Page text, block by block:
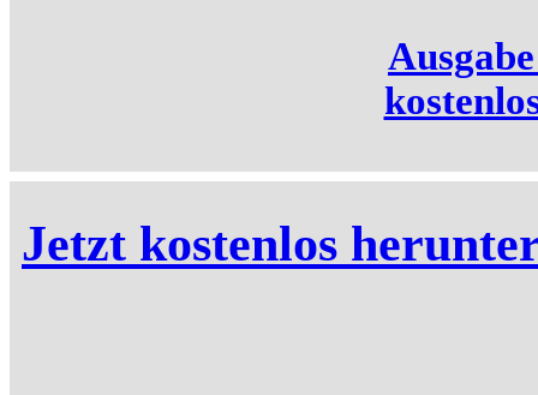
Jetzt kostenlos